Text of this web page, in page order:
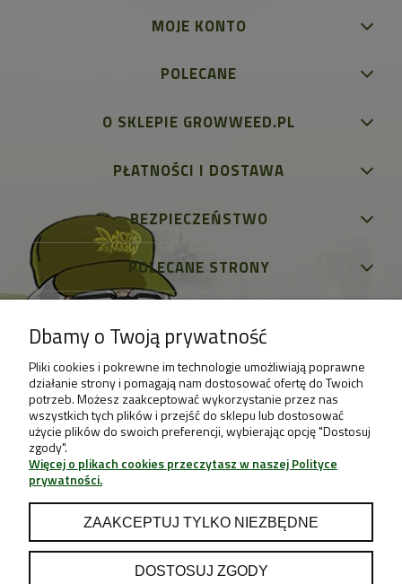
MOJE KONTO
POLECANE
O SKLEPIE GROWWEED.PL
PŁATNOŚCI I DOSTAWA
BEZPIECZEŃSTWO
POLECANE STRONY
Dbamy o Twoją prywatność
Pliki cookies i pokrewne im technologie umożliwiają poprawne
działanie strony i pomagają nam dostosować ofertę do Twoich
potrzeb. Możesz zaakceptować wykorzystanie przez nas
wszystkich tych plików i przejść do sklepu lub dostosować
użycie plików do swoich preferencji, wybierając opcję "Dostosuj
zgody".
Więcej o plikach cookies przeczytasz w naszej Polityce
prywatności.
ZAAKCEPTUJ TYLKO NIEZBĘDNE
DOSTOSUJ ZGODY